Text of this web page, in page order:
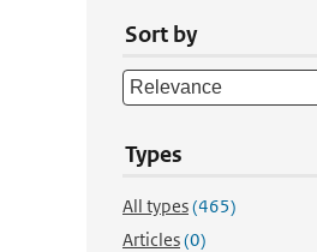
Sort by
Types
All types(465)
Articles(0)